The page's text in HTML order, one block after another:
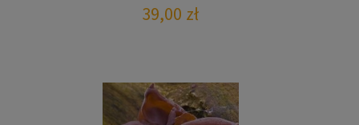
39,00 zł